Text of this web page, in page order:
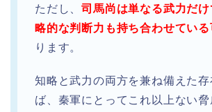
ただし、司馬尚は単なる武力だ
略的な判断力も持ち合わせてい
ります。
知略と武力の両方を兼ね備えた
ば、秦軍にとってこれ以上ない